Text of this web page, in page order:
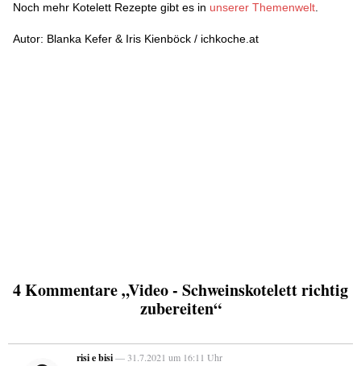
Noch mehr Kotelett Rezepte gibt es in unserer Themenwelt.
Autor: Blanka Kefer & Iris Kienböck / ichkoche.at
4 Kommentare „Video - Schweinskotelett richtig
zubereiten“
risi e bisi— 31.7.2021 um 16:11 Uhr